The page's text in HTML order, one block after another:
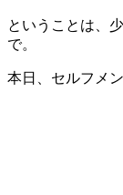
ということは、
で。
本日、セルフメ